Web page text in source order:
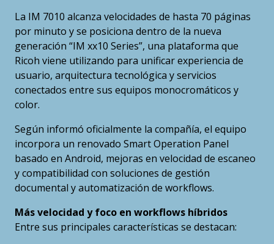
La IM 7010 alcanza velocidades de hasta 70 páginas
por minuto y se posiciona dentro de la nueva
generación “IM xx10 Series”, una plataforma que
Ricoh viene utilizando para unificar experiencia de
usuario, arquitectura tecnológica y servicios
conectados entre sus equipos monocromáticos y
color.
Según informó oficialmente la compañía, el equipo
incorpora un renovado Smart Operation Panel
basado en Android, mejoras en velocidad de escaneo
y compatibilidad con soluciones de gestión
documental y automatización de workflows.
Más velocidad y foco en workflows híbridos
Entre sus principales características se destacan: